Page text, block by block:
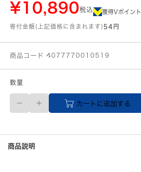
¥10,890税込 獲得Vポイント
寄付金額(上記価格に含まれます) 54円
商品コード 4077770010519
数量
27.5cm
PUMA
メ
ズ
ス
ウ
カートに追加する
商品説明